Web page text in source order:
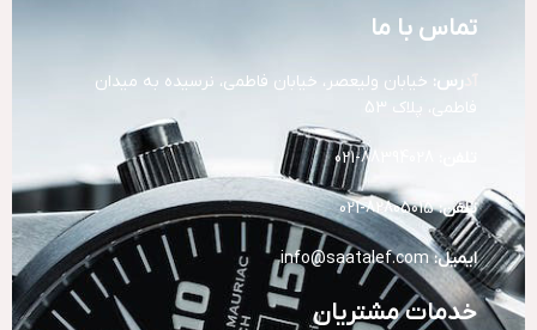
تماس با ما
رس: خیابان ولیعصر، خیابان فاطمی، نرسیده به میدان
فاطمی، پلاک 53
تلفن:82805015-021
ایمیل: info@saatalef.com
خدمات مشتریان